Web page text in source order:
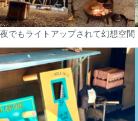
夜でもライトアップされて幻想空間